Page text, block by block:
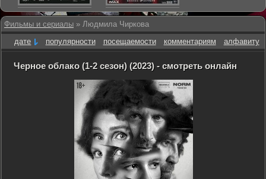
Фильмы и сериалы » Людмила Чиркова
дате
популярности посещаемости комментариям алфавиту
Черное облако (1-2 сезон) (2023) - смотреть онлайн